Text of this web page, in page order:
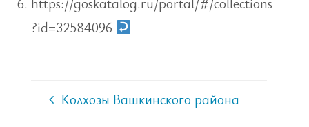
?id=32584096
Колхозы Вашкинского района